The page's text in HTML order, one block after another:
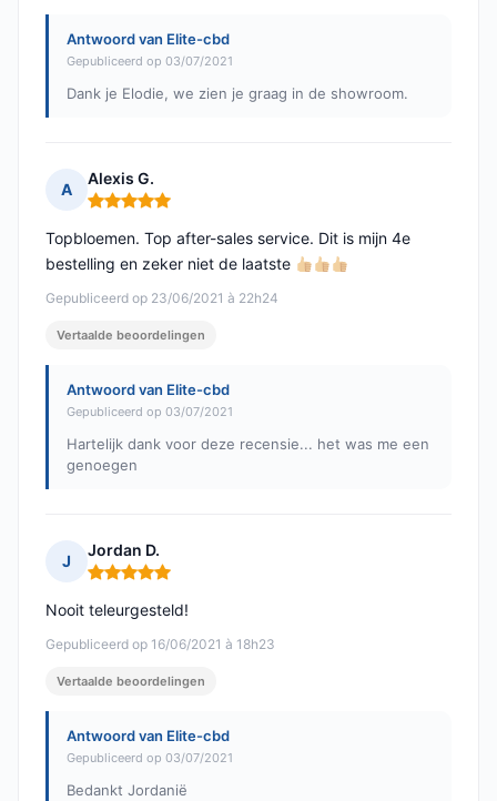
Antwoord van Elite-cbd
Gepubliceerd op 03/07/2021
Dank je Elodie, we zien je graag in de showroom.
A
Alexis G.
Opmerking: 5 van 5
Gepubliceerd op 23/06/2021 à 22h24
Topbloemen. Top after-sales service. Dit is mijn 4e
bestelling en zeker niet de laatste
Vertaalde beoordelingen
Antwoord van Elite-cbd
Gepubliceerd op 03/07/2021
Hartelijk dank voor deze recensie... het was me een
genoegen
J
Jordan D.
Opmerking: 5 van 5
Gepubliceerd op 16/06/2021 à 18h23
Nooit teleurgesteld!
Vertaalde beoordelingen
Antwoord van Elite-cbd
Gepubliceerd op 03/07/2021
Bedankt Jordanië